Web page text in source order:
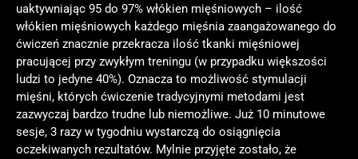
uaktywniając 95 do 97% włókien mięśniowych – ilość
włókien mięśniowych każdego mięśnia zaangażowanego do
ćwiczeń znacznie przekracza ilość tkanki mięśniowej
pracującej przy zwykłym treningu (w przypadku większości
ludzi to jedyne 40%). Oznacza to możliwość stymulacji
mięśni, których ćwiczenie tradycyjnymi metodami jest
zazwyczaj bardzo trudne lub niemożliwe. Już 10 minutowe
sesje, 3 razy w tygodniu wystarczą do osiągnięcia
oczekiwanych rezultatów. Mylnie przyjęte zostało, że